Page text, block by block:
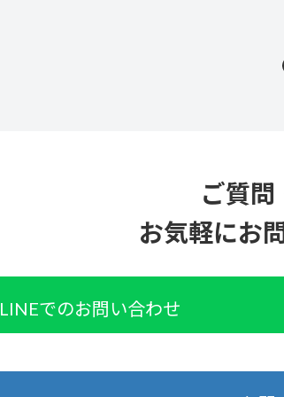
ご質問
お気軽にお
LINEでのお問い合わせ